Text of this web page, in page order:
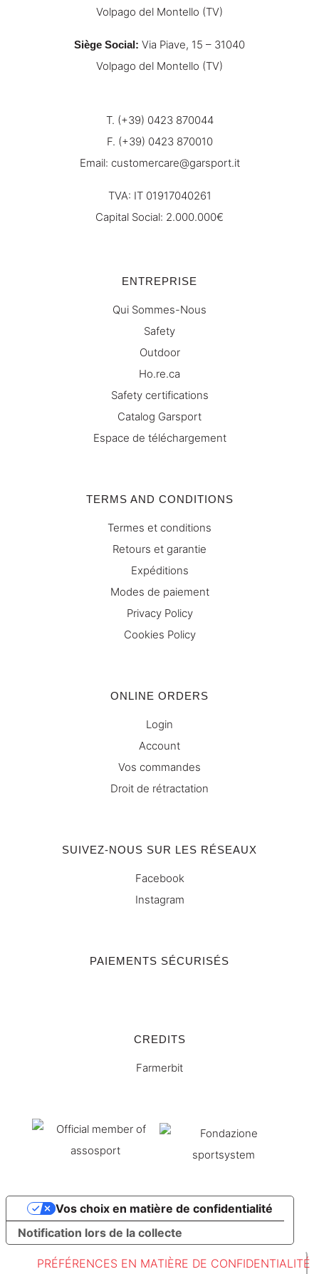
Volpago del Montello (TV)
Siège Social: Via Piave, 15 – 31040
Volpago del Montello (TV)
T. (+39) 0423 870044
F. (+39) 0423 870010
Email: customercare@garsport.it
TVA: IT 01917040261
Capital Social: 2.000.000€
ENTREPRISE
Qui Sommes-Nous
Safety
Outdoor
Ho.re.ca
Safety certifications
Catalog Garsport
Espace de téléchargement
TERMS AND CONDITIONS
Termes et conditions
Retours et garantie
Expéditions
Modes de paiement
Privacy Policy
Cookies Policy
ONLINE ORDERS
Login
Account
Vos commandes
Droit de rétractation
SUIVEZ-NOUS SUR LES RÉSEAUX
Facebook
Instagram
PAIEMENTS SÉCURISÉS
CREDITS
Farmerbit
Notification lors de la collecte
Vos choix en matière de confidentialité